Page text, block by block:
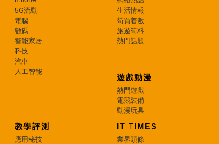
5G流動
電腦
數碼
智能家居
科技
汽車
人工智能
生活情報
筍買着數
旅遊筍料
熱門話題
遊戲動漫
熱門遊戲
電競裝備
動漫玩具
教學評測
應用秘技
IT TIMES
業界頭條